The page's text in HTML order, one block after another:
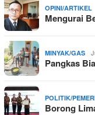
OPINI/ARTIKEL
Mengurai
MINYAK/GAS
Pangkas
POLITIK/
Borong